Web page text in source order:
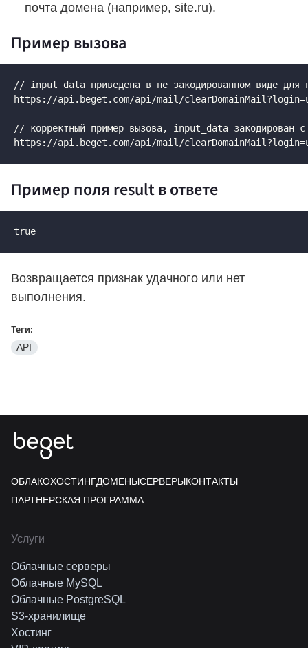
почта домена (например, site.ru).
Пример вызова
// input_data приведена в не закодированном виде для
https://api.beget.com/api/mail/
// корректный пример вызова, input_data закодирован
https://api.beget.com/api/mail/
Пример поля result в ответе
true
Возвращается признак удачного или нет
выполнения.
Теги:
API
ОБЛАКОХОСТИНГДОМЕНЫСЕРВЕРЫКОНТАКТЫ
ПАРТНЕРСКАЯ ПРОГРАММА
Услуги
Облачные серверы
Облачные MySQL
Облачные PostgreSQL
S3-хранилище
Хостинг